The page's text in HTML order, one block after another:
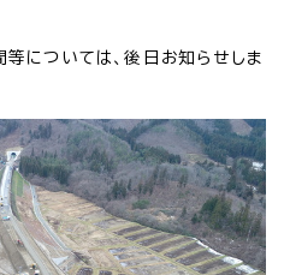
については、後日お知らせしま